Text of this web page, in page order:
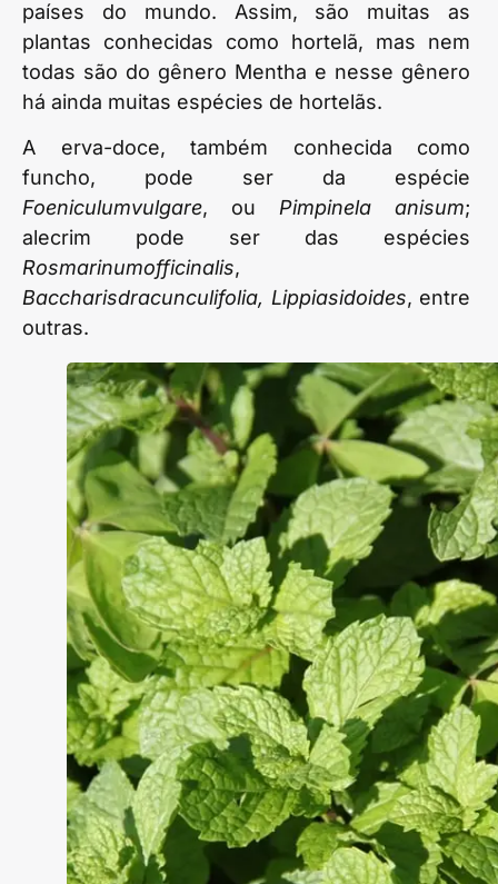
países do mundo. Assim, são muitas as
plantas conhecidas como hortelã, mas nem
todas são do gênero Mentha e nesse gênero
há ainda muitas espécies de hortelãs.
A erva-doce, também conhecida como
funcho, pode ser da espécie
Foeniculumvulgare, ou Pimpinela anisum;
alecrim pode ser das espécies
Rosmarinumofficinalis,
Baccharisdracunculifolia, Lippiasidoides, entre
outras.